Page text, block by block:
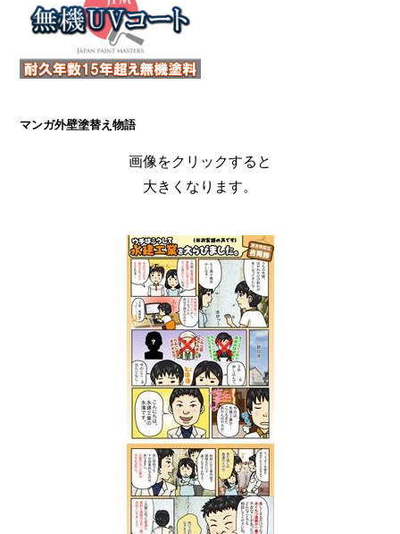
マンガ外壁塗替え物語
画像をクリックすると
大きくなります。